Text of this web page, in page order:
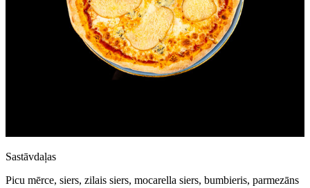
Sastāvdaļas
Picu mērce, siers, zilais siers, mocarella siers, bumbieris, parmezāns